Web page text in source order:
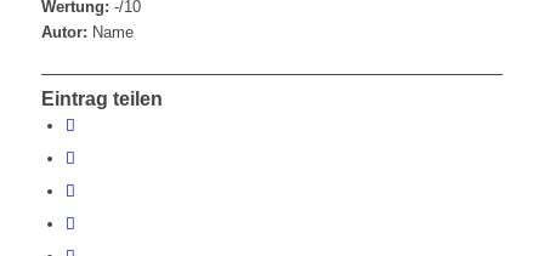
Wertung: -/10
Autor: Name
Eintrag teilen